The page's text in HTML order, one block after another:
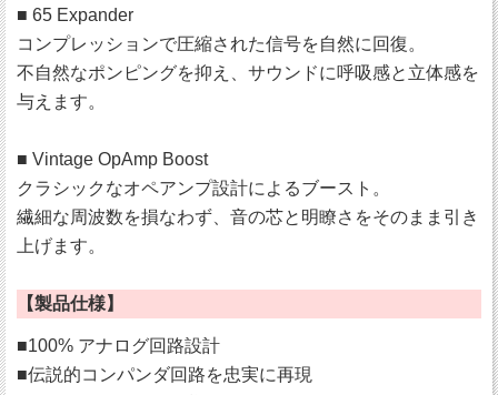
■ 65 Expander
コンプレッションで圧縮された信号を自然に回復。
不自然なポンピングを抑え、サウンドに呼吸感と立体感を
与えます。
■ Vintage OpAmp Boost
クラシックなオペアンプ設計によるブースト。
繊細な周波数を損なわず、音の芯と明瞭さをそのまま引き
上げます。
【製品仕様】
■100% アナログ回路設計
■伝説的コンパンダ回路を忠実に再現